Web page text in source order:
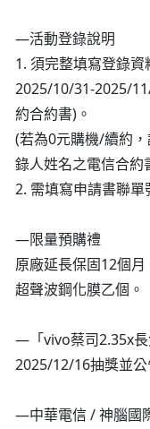
—活動登錄說明
1. 須完整填寫登錄
2025/10/31-2025/
約合約書)。
(若為0元購機/續約
錄人姓名之電信合約
2. 需填寫申請書聯單
—限量預購禮
原廠延長保固12個
超聲波鋼化膜乙個。
—「vivo蔡司2.35x
2025/12/16抽獎並公
—中華電信 / 神腦國